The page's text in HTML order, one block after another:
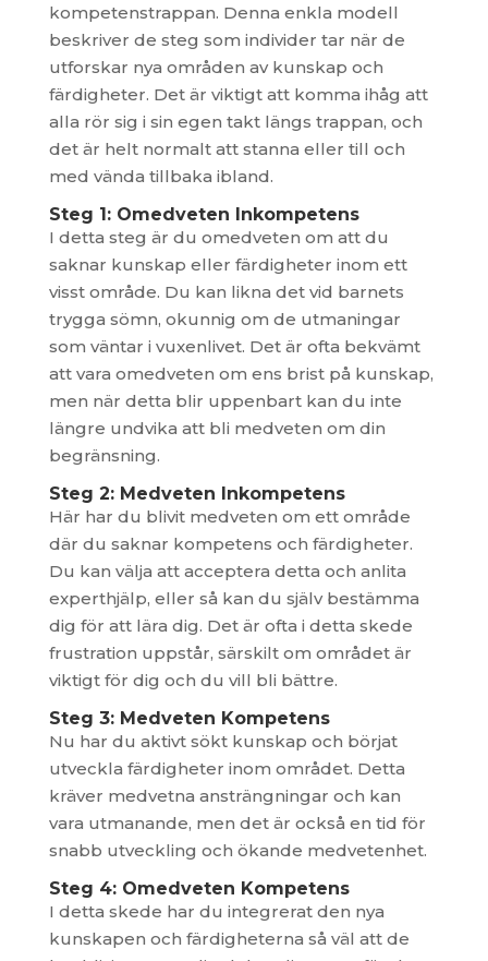
kompetenstrappan. Denna enkla modell
beskriver de steg som individer tar när de
utforskar nya områden av kunskap och
färdigheter. Det är viktigt att komma ihåg att
alla rör sig i sin egen takt längs trappan, och
det är helt normalt att stanna eller till och
med vända tillbaka ibland.
Steg 1: Omedveten Inkompetens
I detta steg är du omedveten om att du
saknar kunskap eller färdigheter inom ett
visst område. Du kan likna det vid barnets
trygga sömn, okunnig om de utmaningar
som väntar i vuxenlivet. Det är ofta bekvämt
att vara omedveten om ens brist på kunskap,
men när detta blir uppenbart kan du inte
längre undvika att bli medveten om din
begränsning.
Steg 2: Medveten Inkompetens
Här har du blivit medveten om ett område
där du saknar kompetens och färdigheter.
Du kan välja att acceptera detta och anlita
experthjälp, eller så kan du själv bestämma
dig för att lära dig. Det är ofta i detta skede
frustration uppstår, särskilt om området är
viktigt för dig och du vill bli bättre.
Steg 3: Medveten Kompetens
Nu har du aktivt sökt kunskap och börjat
utveckla färdigheter inom området. Detta
kräver medvetna ansträngningar och kan
vara utmanande, men det är också en tid för
snabb utveckling och ökande medvetenhet.
Steg 4: Omedveten Kompetens
I detta skede har du integrerat den nya
kunskapen och färdigheterna så väl att de